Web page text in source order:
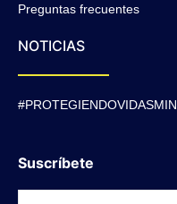
Preguntas frecuentes
NOTICIAS
Suscríbete